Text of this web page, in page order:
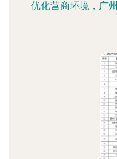
优化营商环境，广